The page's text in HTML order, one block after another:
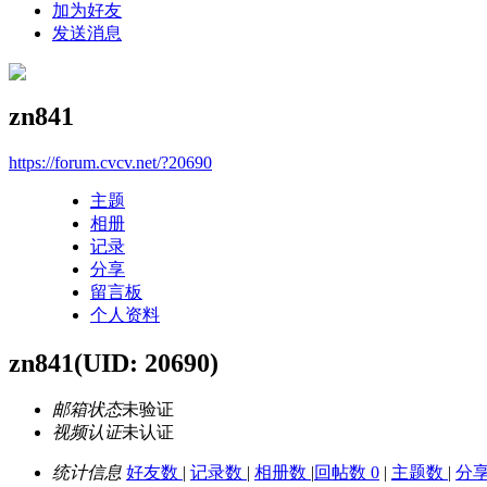
加为好友
发送消息
zn841
https://forum.cvcv.net/?20690
主题
相册
记录
分享
留言板
个人资料
zn841(UID: 20690)
邮箱状态未验证
视频认证未认证
统计信息 好友数 | 记录数 | 相册数 |回帖数 0 | 主题数 | 分